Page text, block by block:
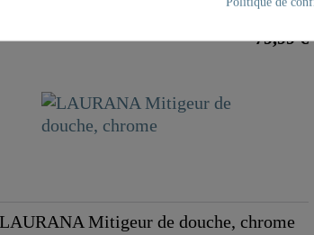
79,99 €
LAURANA Mitigeur de douche, chrome